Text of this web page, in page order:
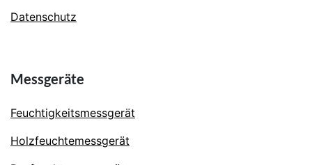
Datenschutz
Messgeräte
Feuchtigkeitsmessgerät
Holzfeuchtemessgerät